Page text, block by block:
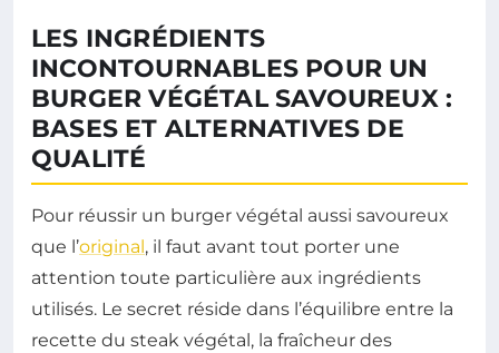
LES INGRÉDIENTS
INCONTOURNABLES POUR UN
BURGER VÉGÉTAL SAVOUREUX :
BASES ET ALTERNATIVES DE
QUALITÉ
Pour réussir un burger végétal aussi savoureux
que l’original , il faut avant tout porter une
attention toute particulière aux ingrédients
utilisés. Le secret réside dans l’équilibre entre la
recette du steak végétal, la fraîcheur des